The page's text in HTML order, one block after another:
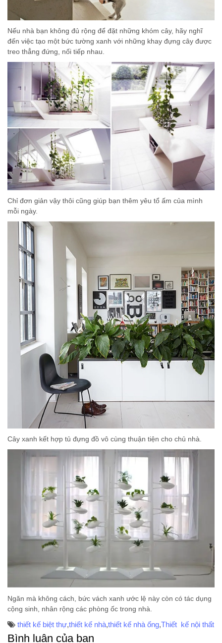
Nếu nhà bạn không đủ rộng để đặt những khóm cây, hãy nghĩ
đến việc tạo một bức tường xanh với những khay đựng cây được
treo thẳng đứng, nối tiếp nhau.
Chỉ đơn giản vậy thôi cũng giúp bạn thêm yêu tổ ấm của mình
mỗi ngày.
Cây xanh kết hợp tủ đựng đồ vô cùng thuận tiện cho chủ nhà.
Ngăn mà không cách, bức vách xanh ước lệ này còn có tác dụng
cộng sinh, nhân rộng các phòng ốc trong nhà.
thiết kế biệt thự,thiết kế nhà,thiết kế nhà ống,Thiết kế nội thất
Bình luận của bạn